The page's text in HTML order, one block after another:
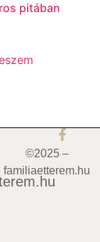
pitában
©2025 –
familiaetterem.hu